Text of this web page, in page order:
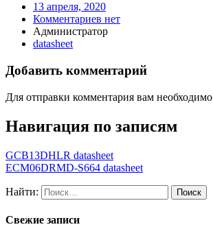
13 апреля, 2020
Комментариев нет
Администратор
datasheet
Добавить комментарий
Для отправки комментария вам необходимо
Навигация по записям
GCB13DHLR datasheet
ECM06DRMD-S664 datasheet
Найти:
Свежие записи